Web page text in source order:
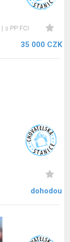
s PP FCI
35 000 CZK
dohodou